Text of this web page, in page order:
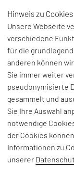
Hinweis zu Cookies
Unsere Webseite
verschiedene
für die
anderen können
Sie immer weiter
pseudonymisierte
gesammelt und
Sie Ihre Auswahl
notwendige
der Cookies
Informationen zu
unserer